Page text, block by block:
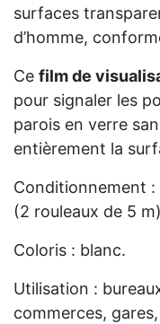
surfaces
d’homme,
Ce film de
pour signaler les
parois en verre
entièrement la
Conditionnement :
(2 rouleaux de 5
Coloris : blanc.
Utilisation :
commerces,